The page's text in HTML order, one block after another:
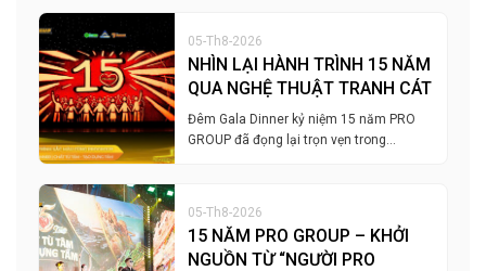
05-Th8-2026
NHÌN LẠI HÀNH TRÌNH 15 NĂM
QUA NGHỆ THUẬT TRANH CÁT
Đêm Gala Dinner kỷ niệm 15 năm PRO
GROUP đã đọng lại trọn vẹn trong…
05-Th8-2026
15 NĂM PRO GROUP – KHỞI
NGUỒN TỪ “NGƯỜI PRO